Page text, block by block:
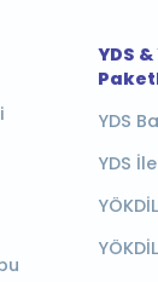
YDS
YDS
YDS